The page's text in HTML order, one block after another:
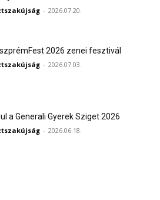
- 2026.07.20.
2026 zenei fesztivál
- 2026.07.03.
a Generali Gyerek Sziget 2026
- 2026.06.18.